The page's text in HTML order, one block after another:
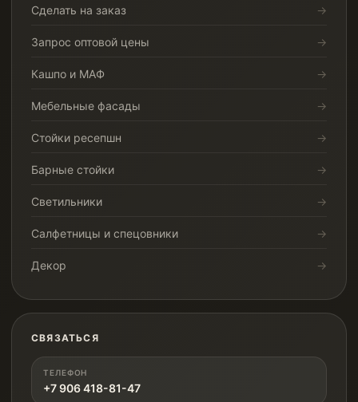
Сделать на заказ
Запрос оптовой цены
Кашпо и МАФ
Мебельные фасады
Стойки ресепшн
Барные стойки
Светильники
Салфетницы и спецовники
Декор
СВЯЗАТЬСЯ
ТЕЛЕФОН
+7 906 418-81-47